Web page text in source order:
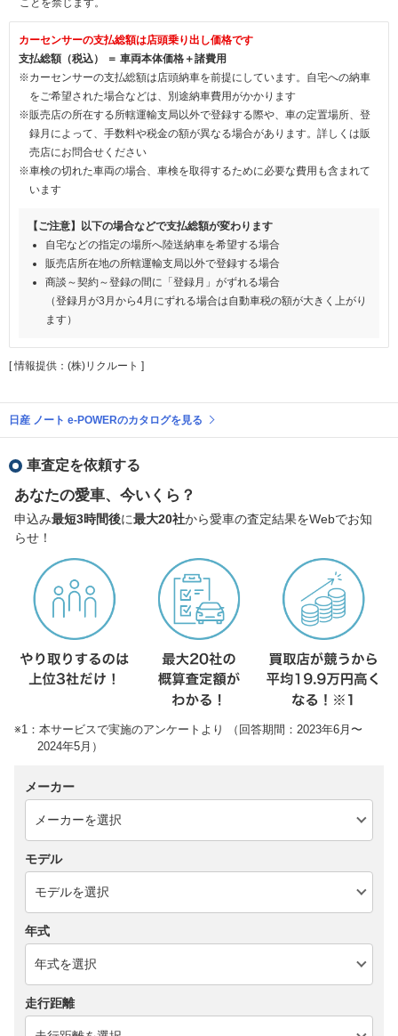
カーセンサーの支払総額は店頭乗り出し価格です
支払総額（税込） ＝ 車両本体価格＋諸費用
※カーセンサーの支払総額は店頭納車を前提にしています。自宅への納車
をご希望された場合などは、別途納車費用がかかります
※販売店の所在する所轄運輸支局以外で登録する際や、車の定置場所、登
録月によって、手数料や税金の額が異なる場合があります。詳しくは販
売店にお問合せください
※車検の切れた車両の場合、車検を取得するために必要な費用も含まれて
います
【ご注意】以下の場合などで支払総額が変わります
自宅などの指定の場所へ陸送納車を希望する場合
販売店所在地の所轄運輸支局以外で登録する場合
商談～契約～登録の間に「登録月」がずれる場合
（登録月が3月から4月にずれる場合は自動車税の額が大きく上がり
ます）
[ 情報提供：(株)リクルート ]
日産 ノート e-POWERのカタログを見る
車査定を依頼する
あなたの愛車、今いくら？
申込み最短3時間後に最大20社から愛車の査定結果をWebでお知
らせ！
※1：本サービスで実施のアンケートより （回答期間：2023年6月〜
2024年5月）
メーカー
モデル
年式
走行距離